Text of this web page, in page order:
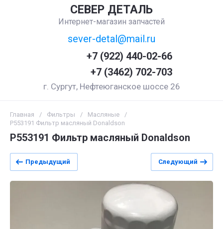
СЕВЕР ДЕТАЛЬ
Интернет-магазин запчастей
sever-detal@mail.ru
+7 (922) 440-02-66
+7 (3462) 702-703
г. Сургут, Нефтеюганское шоссе 26
Главная / Фильтры / Масляные
/
P553191 Фильтр масляный Donaldson
P553191 Фильтр масляный Donaldson
Предыдущий Следующий